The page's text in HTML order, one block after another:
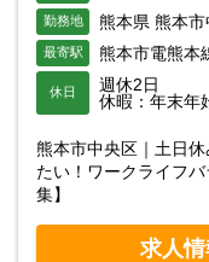
勤務地 熊本県 熊本
最寄駅 熊本市電熊本
休日
週休2日
休暇：年末年
熊本市中央区｜土日
たい！ワークライフ
集】
求人